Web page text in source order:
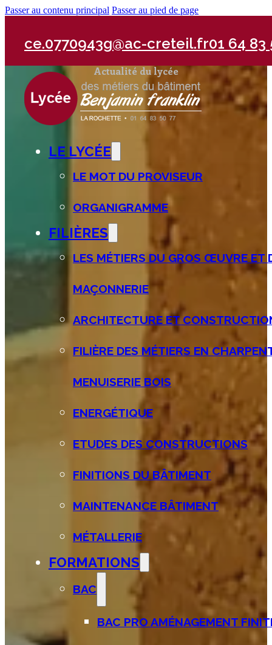
Passer au contenu principal Passer au pied de page
ce.0770943g@ac-creteil.fr01 64 83
LE LYCÉE
LE MOT DU PROVISEUR
ORGANIGRAMME
FILIÈRES
LES MÉTIERS DU GROS ŒUVRE ET
MAÇONNERIE
ARCHITECTURE ET
FILIÈRE DES MÉTIERS EN
MENUISERIE BOIS
ENERGÉTIQUE
ETUDES DES CONSTRUCTIONS
FINITIONS DU BÂTIMENT
MAINTENANCE BÂTIMENT
MÉTALLERIE
FORMATIONS
BAC
BAC PRO AMÉNAGEMENT
Actualité du lycée